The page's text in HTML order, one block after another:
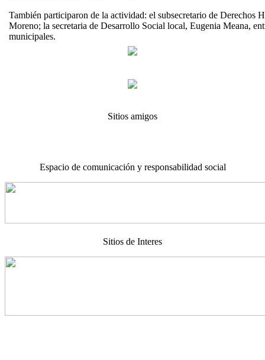
También participaron de la actividad: el subsecretario de Derechos
Moreno; la secretaria de Desarrollo Social local, Eugenia Meana,
municipales.
Sitios amigos
Espacio de comunicación y responsabilidad social
Sitios de Interes